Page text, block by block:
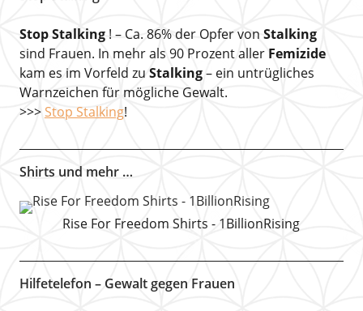
Stop Stalking! – Ca. 86% der Opfer von Stalking
sind Frauen. In mehr als 90 Prozent aller Femizide
kam es im Vorfeld zu Stalking– ein untrügliches
Warnzeichen für mögliche Gewalt.
>>> Stop Stalking!
Shirts und mehr …
Rise For Freedom Shirts - 1BillionRising
Hilfetelefon – Gewalt gegen Frauen